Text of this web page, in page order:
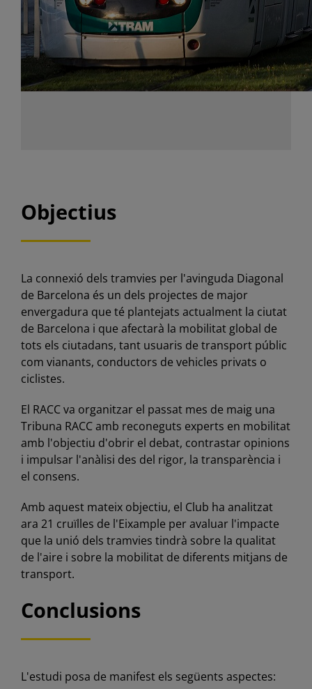
Objectius
La connexió dels tramvies per l'avinguda Diagonal
de Barcelona és un dels projectes de major
envergadura que té plantejats actualment la ciutat
de Barcelona i que afectarà la mobilitat global de
tots els ciutadans, tant usuaris de transport públic
com vianants, conductors de vehicles privats o
ciclistes.
El RACC va organitzar el passat mes de maig una
Tribuna RACC amb reconeguts experts en mobilitat
amb l'objectiu d'obrir el debat, contrastar opinions
i impulsar l'anàlisi des del rigor, la transparència i
el consens.
Amb aquest mateix objectiu, el Club ha analitzat
ara 21 cruïlles de l'Eixample per avaluar l'impacte
que la unió dels tramvies tindrà sobre la qualitat
de l'aire i sobre la mobilitat de diferents mitjans de
transport.
Conclusions
L'estudi posa de manifest els següents aspectes: